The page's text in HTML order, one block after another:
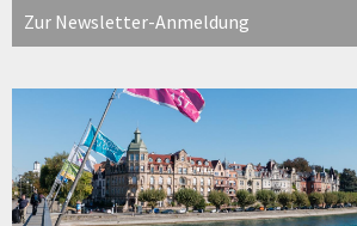
Zur Newsletter-Anmeldung